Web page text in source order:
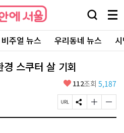
검
창
열
기
메
뉴
전
체
보
비주얼 뉴스 우리동네 뉴스
스쿠터 살 기회
좋
요
112조회 5,187
페
이
S
N
글
자
글
자